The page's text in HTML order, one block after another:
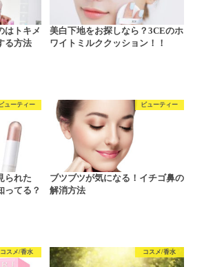
はトキメ
る方法
美白下地をお探しなら？3CEのホ
ワイトミルククッション！！
ビューティー
られた
ってる？
ビューティー
ブツブツが気になる！イチゴ鼻の
解消方法
コスメ/香水 コスメ/香水